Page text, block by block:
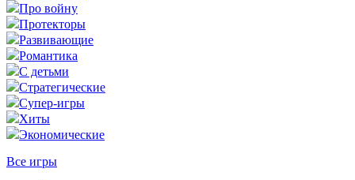
Про войну
Протекторы
Развивающие
Романтика
С детьми
Стратегические
Супер-игры
Хиты
Экономические
Все игры